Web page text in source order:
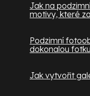
Jak na
motivy, které
Podzimní
dokonalou fotku
Jak vytvořit